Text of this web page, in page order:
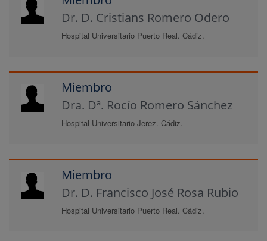
Dr. D. Cristians Romero Odero
Hospital Universitario Puerto Real. Cádiz.
Miembro
Dra. Dª. Rocío Romero Sánchez
Hospital Universitario Jerez. Cádiz.
Miembro
Dr. D. Francisco José Rosa Rubio
Hospital Universitario Puerto Real. Cádiz.